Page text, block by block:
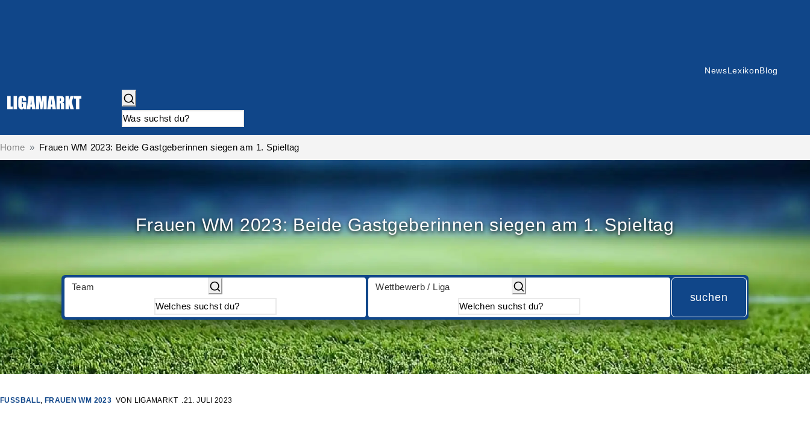
News Lexikon Blog
Home Frauen WM 2023: Beide Gastgeberinnen siegen am 1. Spieltag
Frauen WM 2023: Beide Gastgeberinnen siegen am 1. Spieltag
Team Wettbewerb / Liga
suchen
FUSSBALL , FRAUEN WM 2023 VON LIGAMARKT 21. JULI 2023